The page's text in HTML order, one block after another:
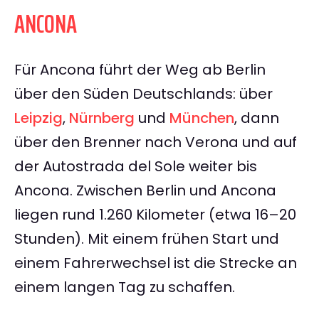
ANCONA
Für Ancona führt der Weg ab Berlin
über den Süden Deutschlands: über
Leipzig, Nürnberg und München, dann
über den Brenner nach Verona und auf
der Autostrada del Sole weiter bis
Ancona. Zwischen Berlin und Ancona
liegen rund 1.260 Kilometer (etwa 16–20
Stunden). Mit einem frühen Start und
einem Fahrerwechsel ist die Strecke an
einem langen Tag zu schaffen.